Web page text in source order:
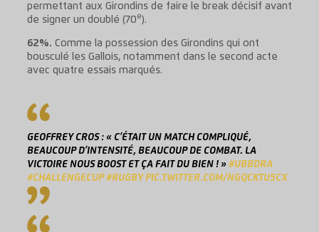
permettant aux Girondins de faire le break décisif avant
de signer un doublé (70e).
62%. Comme la possession des Girondins qui ont
bousculé les Gallois, notamment dans le second acte
avec quatre essais marqués.
GEOFFREY CROS : « C’ÉTAIT UN MATCH COMPLIQUÉ,
BEAUCOUP D’INTENSITÉ, BEAUCOUP DE COMBAT. LA
VICTOIRE NOUS BOOST ET ÇA FAIT DU BIEN ! » #UBBDRA
#CHALLENGECUP #RUGBY PIC.TWITTER.COM/NGQCKTU5CX